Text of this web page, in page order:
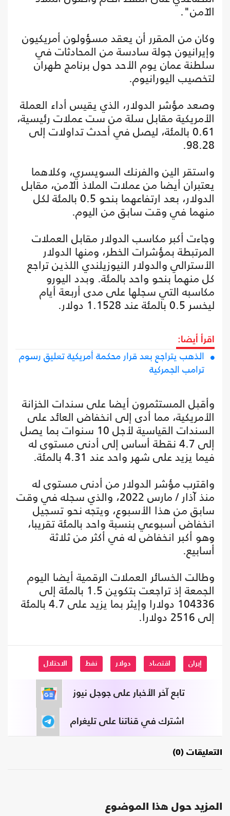
الآمن".
وكان من المقرر أن يعقد مسؤولون أمريكيون
وإيرانيون جولة سادسة من المحادثات في
سلطنة عمان يوم الأحد حول برنامج طهران
لتخصيب اليورانيوم.
وصعد مؤشر الدولار، الذي يقيس أداء العملة
الأمريكية مقابل سلة من ست عملات رئيسية،
0.61 بالمئة، ليصل في أحدث تداولات إلى
98.28.
واستقر الين والفرنك السويسري، وكلاهما
يعتبران أيضا من عملات الملاذ الآمن، مقابل
الدولار، بعد ارتفاعهما بنحو 0.5 بالمئة لكل
منهما في وقت سابق من اليوم.
وجاءت أكبر مكاسب الدولار مقابل العملات
المرتبطة بمؤشرات الخطر، ومنها الدولار
الأسترالي والدولار النيوزيلندي اللذين تراجع
كل منهما بنحو واحد بالمئة. وبدد اليورو
مكاسبه التي سجلها على مدى أربعة أيام
ليخسر 0.5 بالمئة عند 1.1528 دولار.
اقرأ أيضا:
الذهب يتراجع بعد قرار محكمة أمريكية تعليق رسوم
ترامب الجمركية
وأقبل المستثمرون أيضا على سندات الخزانة
الأمريكية، مما أدى إلى انخفاض العائد على
السندات القياسية لأجل 10 سنوات بما يصل
إلى 4.7 نقطة أساس إلى أدنى مستوى له
فيما يزيد على شهر واحد عند 4.31 بالمئة.
واقترب مؤشر الدولار من أدنى مستوى له
منذ آذار / مارس 2022، والذي سجله في وقت
سابق من هذا الأسبوع، ويتجه نحو تسجيل
انخفاض أسبوعي بنسبة واحد بالمئة تقريبا،
وهو أكبر انخفاض له في أكثر من ثلاثة
أسابيع.
وطالت الخسائر العملات الرقمية أيضا اليوم
الجمعة إذ تراجعت بتكوين 1.5 بالمئة إلى
104336 دولارا وإيثر بما يزيد على 4.7 بالمئة
إلى 2516 دولارا.
إيران اقتصاد دولار نفط الاحتلال
تابع آخر الأخبار على جوجل نيوز
اشترك في قناتنا على تليغرام
التعليقات (0)
المزيد حول هذا الموضوع